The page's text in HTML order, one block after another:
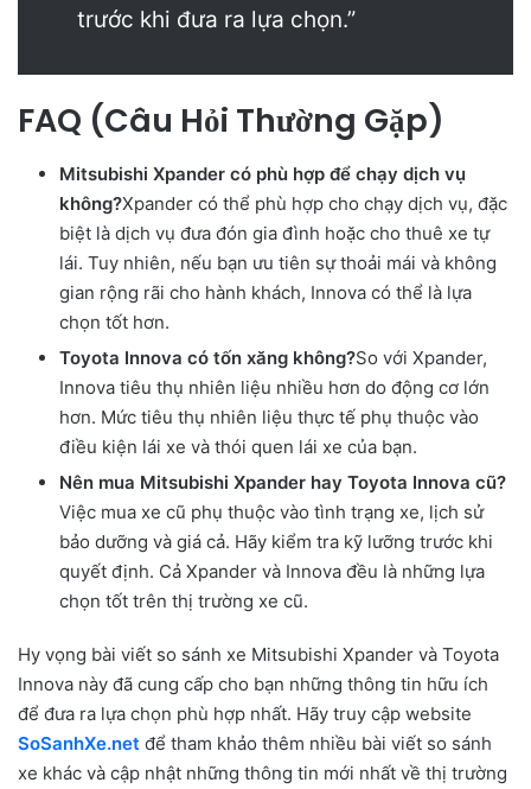
trước khi đưa ra lựa chọn.”
FAQ (Câu Hỏi Thường Gặp)
Mitsubishi Xpander có phù hợp để chạy dịch vụ
không?Xpander có thể phù hợp cho chạy dịch vụ, đặc
biệt là dịch vụ đưa đón gia đình hoặc cho thuê xe tự
lái. Tuy nhiên, nếu bạn ưu tiên sự thoải mái và không
gian rộng rãi cho hành khách, Innova có thể là lựa
chọn tốt hơn.
Toyota Innova có tốn xăng không?So với Xpander,
Innova tiêu thụ nhiên liệu nhiều hơn do động cơ lớn
hơn. Mức tiêu thụ nhiên liệu thực tế phụ thuộc vào
điều kiện lái xe và thói quen lái xe của bạn.
Nên mua Mitsubishi Xpander hay Toyota Innova cũ?
Việc mua xe cũ phụ thuộc vào tình trạng xe, lịch sử
bảo dưỡng và giá cả. Hãy kiểm tra kỹ lưỡng trước khi
quyết định. Cả Xpander và Innova đều là những lựa
chọn tốt trên thị trường xe cũ.
Hy vọng bài viết so sánh xe Mitsubishi Xpander và Toyota
Innova này đã cung cấp cho bạn những thông tin hữu ích
để đưa ra lựa chọn phù hợp nhất. Hãy truy cập website
SoSanhXe.net để tham khảo thêm nhiều bài viết so sánh
xe khác và cập nhật những thông tin mới nhất về thị trường